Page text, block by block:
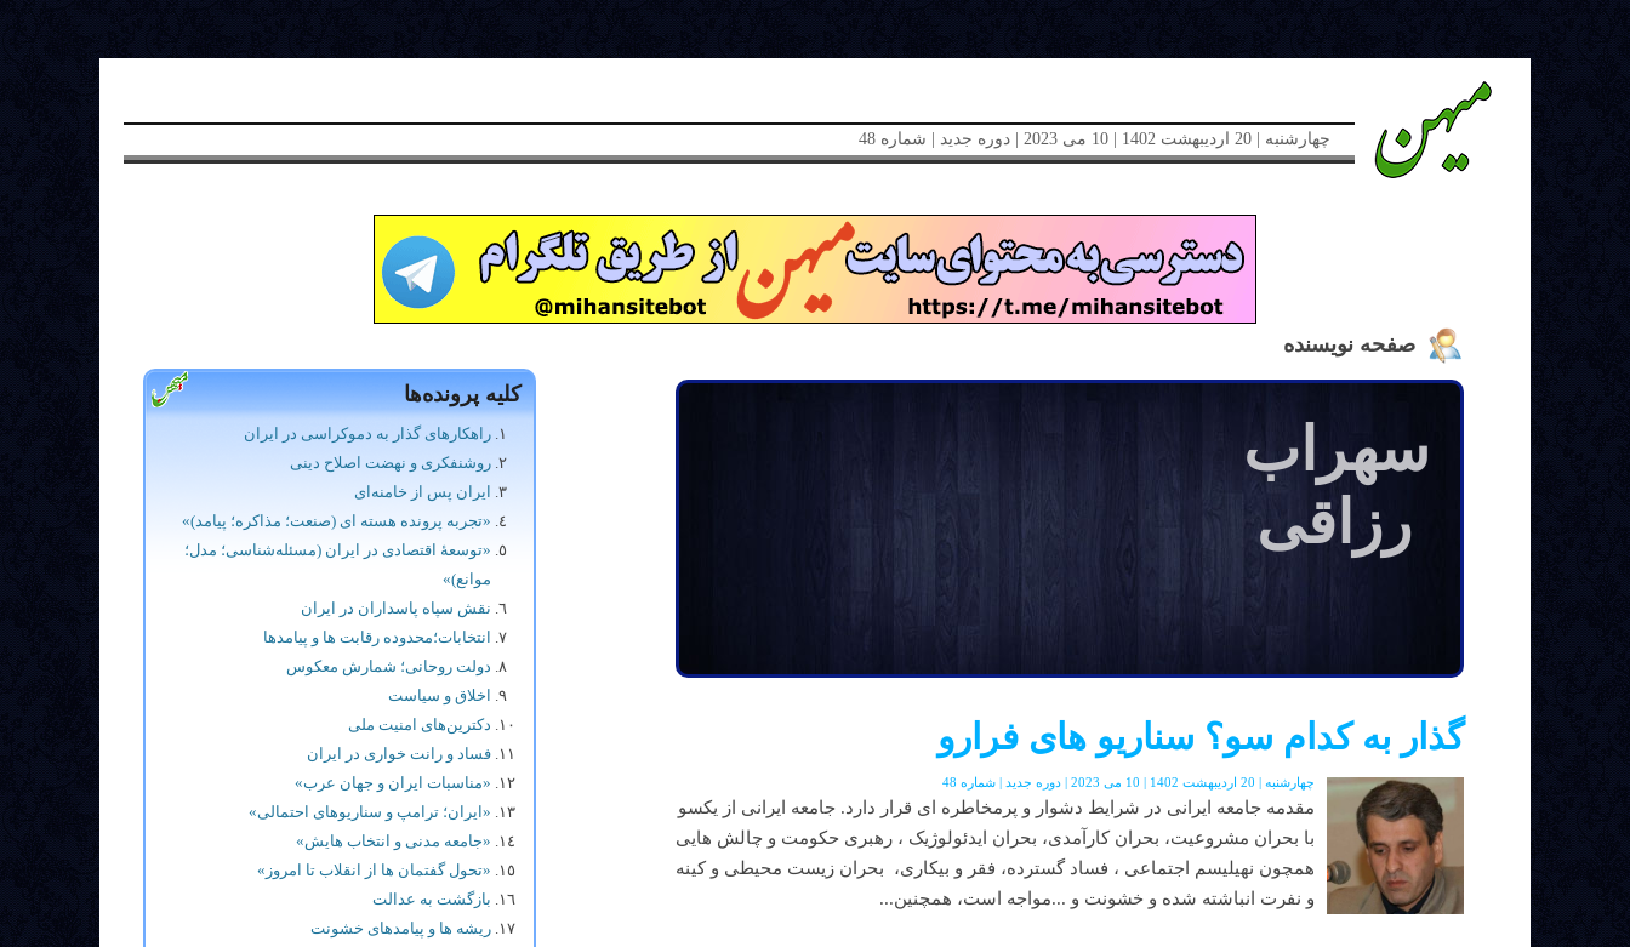
چهارشنبه | 20 اردیبهشت 1402 | 10 می 2023 | دوره جدید | شماره 48
صفحه نویسنده
سهراب
رزاقی
گذار به کدام سو؟ سناریو های فرارو
چهارشنبه | 20 اردیبهشت 1402 | 10 می 2023 | دوره جدید | شماره 48
مقدمه جامعه ايرانی در شرايط دشوار و پرمخاطره ای قرار دارد. جامعه ايرانی از يکسو
با بحران مشروعيت، بحران کارآمدی، بحران ايدئولوژيک ، رهبری حکومت و چالش هايی
همچون نهيليسم اجتماعی ، فساد گسترده، فقر و بيکاری، بحران زيست محيطی و کينه
و نفرت انباشته شده و خشونت و ...مواجه است، همچنين...
کلیه پرونده‌ها
راهکارهای گذار به دموکراسی در ایران
روشنفکری و نهضت اصلاح دینی
ایران پس از خامنه‌ای
«تجربه پرونده هسته ای (صنعت؛ مذاکره؛ پیامد)»
«توسعۀ اقتصادی در ایران (مسئله‌شناسی؛ مدل؛
موانع)»
نقش سپاه پاسداران در ایران
انتخابات؛محدوده رقابت ها و پيامدها
دولت روحانی؛ شمارش معکوس
اخلاق و سیاست
دکترین‌های امنیت ملی
فساد و رانت خواری در ایران
«مناسبات ایران و جهان عرب»
«ایران؛ ترامپ و سناریوهای احتمالی»
«جامعه مدنی و انتخاب هایش»
«تحول گفتمان ها از انقلاب تا امروز»
بازگشت به عدالت
ریشه ها و پیامدهای خشونت